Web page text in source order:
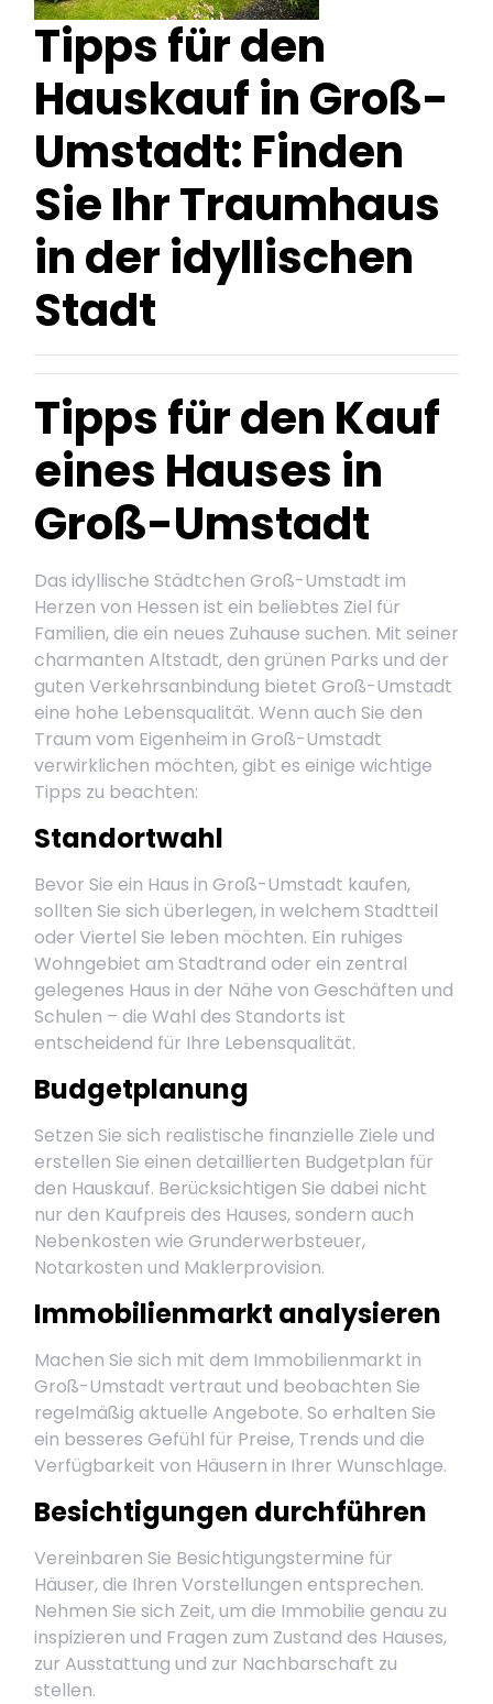
Tipps für den
Hauskauf in Groß-
Umstadt: Finden
Sie Ihr Traumhaus
in der idyllischen
Stadt
Tipps für den Kauf
eines Hauses in
Groß-Umstadt
Das idyllische Städtchen Groß-Umstadt im
Herzen von Hessen ist ein beliebtes Ziel für
Familien, die ein neues Zuhause suchen. Mit seiner
charmanten Altstadt, den grünen Parks und der
guten Verkehrsanbindung bietet Groß-Umstadt
eine hohe Lebensqualität. Wenn auch Sie den
Traum vom Eigenheim in Groß-Umstadt
verwirklichen möchten, gibt es einige wichtige
Tipps zu beachten:
Standortwahl
Bevor Sie ein Haus in Groß-Umstadt kaufen,
sollten Sie sich überlegen, in welchem Stadtteil
oder Viertel Sie leben möchten. Ein ruhiges
Wohngebiet am Stadtrand oder ein zentral
gelegenes Haus in der Nähe von Geschäften und
Schulen – die Wahl des Standorts ist
entscheidend für Ihre Lebensqualität.
Budgetplanung
Setzen Sie sich realistische finanzielle Ziele und
erstellen Sie einen detaillierten Budgetplan für
den Hauskauf. Berücksichtigen Sie dabei nicht
nur den Kaufpreis des Hauses, sondern auch
Nebenkosten wie Grunderwerbsteuer,
Notarkosten und Maklerprovision.
Immobilienmarkt analysieren
Machen Sie sich mit dem Immobilienmarkt in
Groß-Umstadt vertraut und beobachten Sie
regelmäßig aktuelle Angebote. So erhalten Sie
ein besseres Gefühl für Preise, Trends und die
Verfügbarkeit von Häusern in Ihrer Wunschlage.
Besichtigungen durchführen
Vereinbaren Sie Besichtigungstermine für
Häuser, die Ihren Vorstellungen entsprechen.
Nehmen Sie sich Zeit, um die Immobilie genau zu
inspizieren und Fragen zum Zustand des Hauses,
zur Ausstattung und zur Nachbarschaft zu
stellen.